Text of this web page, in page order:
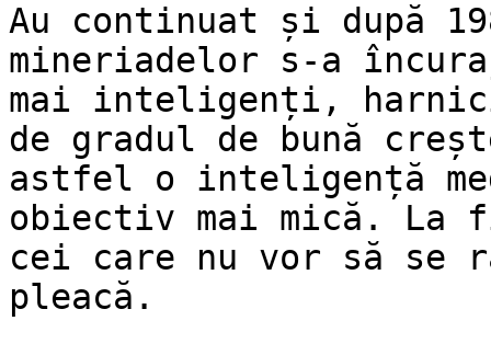
Au continuat și după
mineriadelor s-a
mai inteligenți,
de gradul de bună
astfel o inteligență
obiectiv mai mică. La
cei care nu vor să se
pleacă.